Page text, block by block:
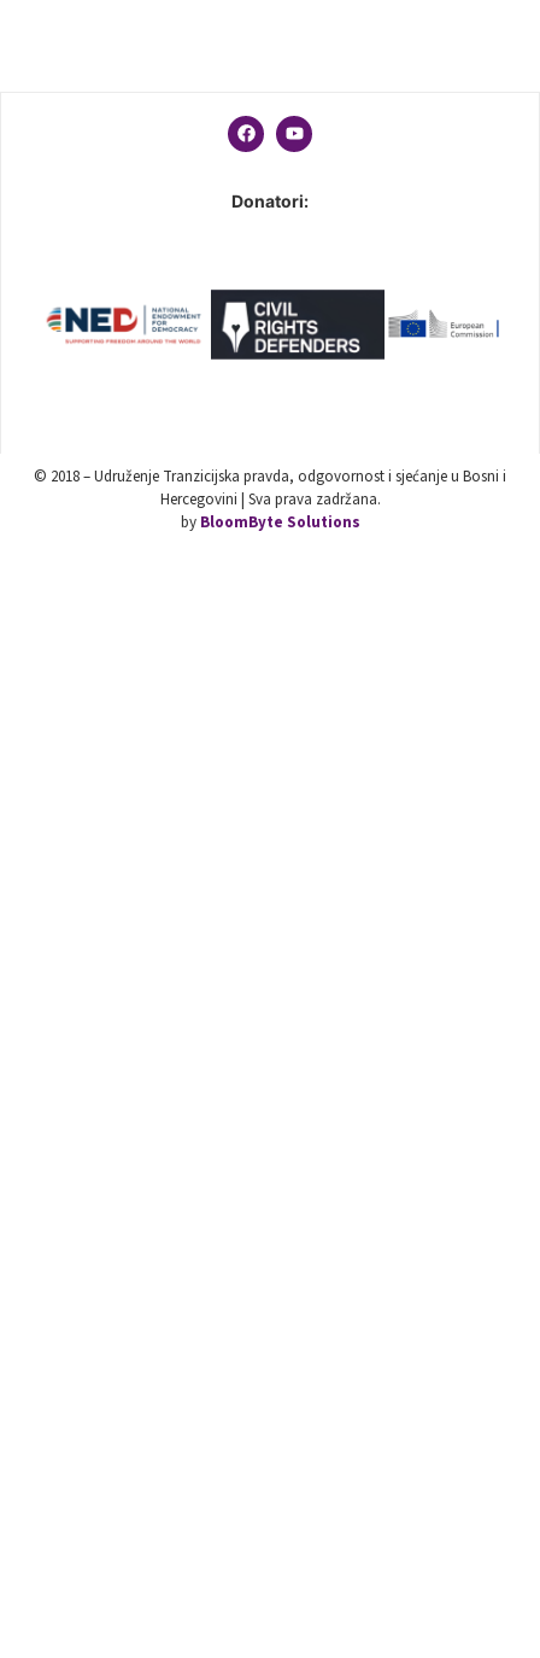
Donatori:
© 2018 – Udruženje Tranzicijska pravda, odgovornost i sjećanje u Bosni i
Hercegovini | Sva prava zadržana.
by BloomByte Solutions